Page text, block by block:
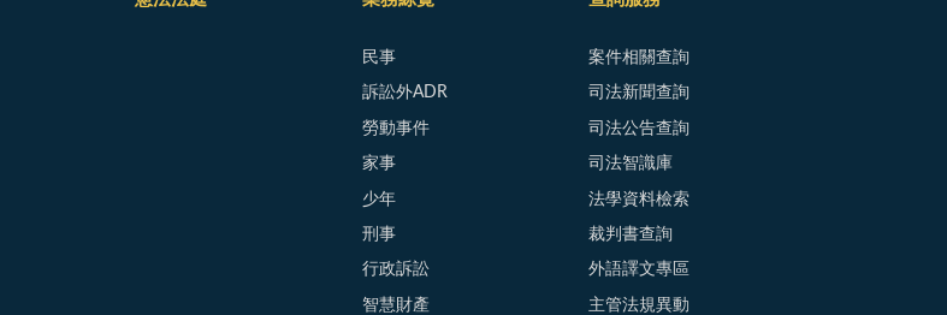
民事
訴訟外ADR
勞動事件
家事
少年
刑事
行政訴訟
智慧財產
案件相關查詢
司法新聞查詢
司法公告查詢
司法智識庫
法學資料檢索
裁判書查詢
外語譯文專區
主管法規異動